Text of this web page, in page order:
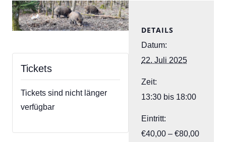
Tickets
Tickets sind nicht länger
verfügbar
DETAILS
Datum:
22. Juli 2025
Zeit:
13:30 bis 18:00
Eintritt:
€40,00 – €80,00